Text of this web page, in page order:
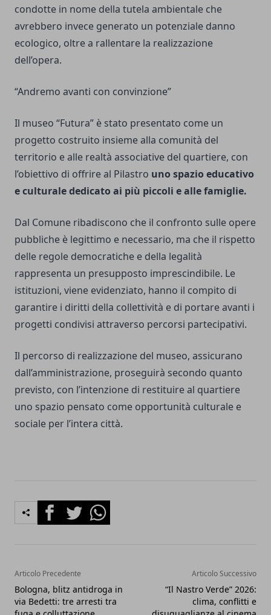
condotte in nome della tutela ambientale che
avrebbero invece generato un potenziale danno
ecologico, oltre a rallentare la realizzazione
dell’opera.
“Andremo avanti con convinzione”
Il museo “Futura” è stato presentato come un
progetto costruito insieme alla comunità del
territorio e alle realtà associative del quartiere, con
l’obiettivo di offrire al Pilastro uno spazio educativo
e culturale dedicato ai più piccoli e alle famiglie.
Dal Comune ribadiscono che il confronto sulle opere
pubbliche è legittimo e necessario, ma che il rispetto
delle regole democratiche e della legalità
rappresenta un presupposto imprescindibile. Le
istituzioni, viene evidenziato, hanno il compito di
garantire i diritti della collettività e di portare avanti i
progetti condivisi attraverso percorsi partecipativi.
Il percorso di realizzazione del museo, assicurano
dall’amministrazione, proseguirà secondo quanto
previsto, con l’intenzione di restituire al quartiere
uno spazio pensato come opportunità culturale e
sociale per l’intera città.
FacebookTwitterWhatsapp
Articolo Precedente
Bologna, blitz antidroga in
via Bedetti: tre arresti tra
Articolo Successivo
“Il Nastro Verde” 2026:
clima, conflitti e